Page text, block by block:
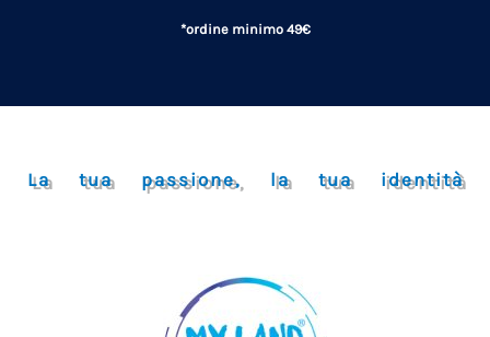
*ordine minimo 49€
La tua passione, la tua identità